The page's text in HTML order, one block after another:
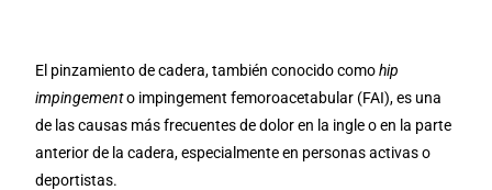
El pinzamiento de cadera, también conocido comohip
impingemento impingement femoroacetabular (FAI), es una
de las causas más frecuentes de dolor en la ingle o en la parte
anterior de la cadera, especialmente en personas activas o
deportistas.